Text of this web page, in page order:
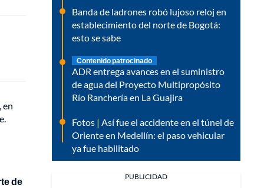
, en
de
Banda de ladrones robó lujoso reloj en
establecimiento del norte de Bogotá:
esto se sabe
Contenido patrocinado
ADR entrega avances en el suministro
de agua del Proyecto Multipropósito
Río Ranchería en La Guajira
Fotos | Así fue el accidente en el túnel de
Oriente en Medellín: el paso vehicular
ya fue habilitado
PUBLICIDAD